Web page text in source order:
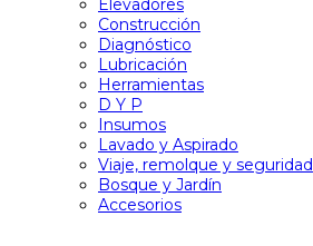
Elevadores
Construcción
Diagnóstico
Lubricación
Herramientas
D Y P
Insumos
Lavado y Aspirado
Viaje, remolque y seguridad
Bosque y Jardín
Accesorios